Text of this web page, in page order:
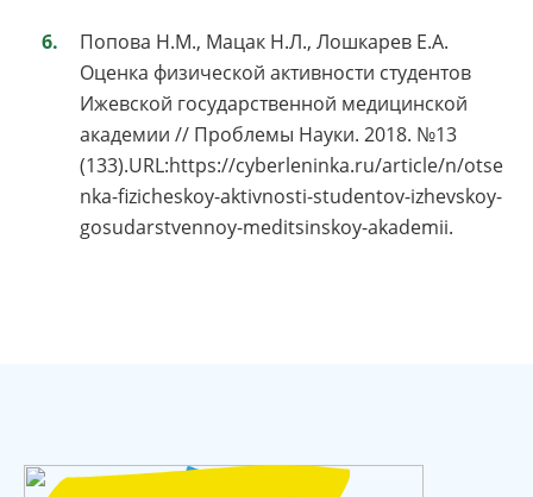
Попова Н.М., Мацак Н.Л., Лошкарев Е.А.
Оценка физической активности студентов
Ижевской государственной медицинской
академии // Проблемы Науки. 2018. №13
(133).URL:https://cyberleninka.ru/article/n/otse
nka-fizicheskoy-aktivnosti-studentov-izhevskoy-
gosudarstvennoy-meditsinskoy-akademii.